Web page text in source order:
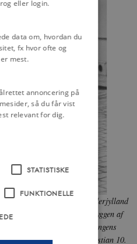
Christensen at tage til Sønderjylland
skygge for eller stå i skyggen af
var han – som regeringens
første til at tage imod Christian 10.
eller login.
data om, hvordan du
fx hvor ofte og
mest.
annoncering på
så du får vist
relevant for dig.
STATISTISKE
FUNKTIONELLE